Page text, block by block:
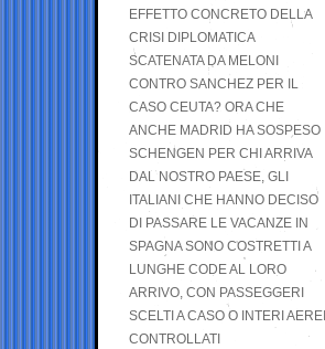
EFFETTO CONCRETO DELLA
CRISI DIPLOMATICA
SCATENATA DA MELONI
CONTRO SANCHEZ PER IL
CASO CEUTA? ORA CHE
ANCHE MADRID HA SOSPESO
SCHENGEN PER CHI ARRIVA
DAL NOSTRO PAESE, GLI
ITALIANI CHE HANNO DECISO
DI PASSARE LE VACANZE IN
SPAGNA SONO COSTRETTI A
LUNGHE CODE AL LORO
ARRIVO, CON PASSEGGERI
SCELTI A CASO O INTERI AEREI
CONTROLLATI